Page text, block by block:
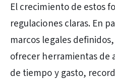
El crecimiento de estos
regulaciones claras. En
marcos legales
ofrecer herramientas
de tiempo y gasto,